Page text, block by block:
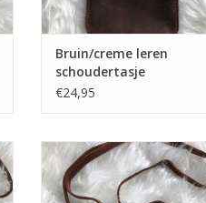
Bruin/creme leren
schoudertasje
€24,95
Bruin/wit leren
TOEVOEGEN AAN